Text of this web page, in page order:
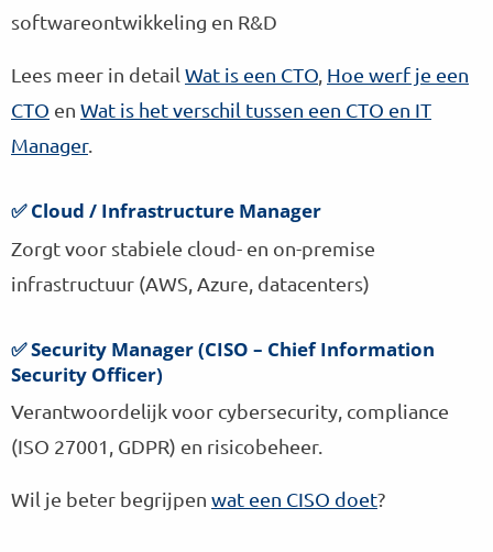
softwareontwikkeling en R&D
Lees meer in detail Wat is een CTO, Hoe werf je een
CTO en Wat is het verschil tussen een CTO en IT
Manager.
✅ Cloud / Infrastructure Manager
Zorgt voor stabiele cloud- en on-premise
infrastructuur (AWS, Azure, datacenters)
✅ Security Manager (CISO – Chief Information
Security Officer)
Verantwoordelijk voor cybersecurity, compliance
(ISO 27001, GDPR) en risicobeheer.
Wil je beter begrijpen wat een CISO doet?